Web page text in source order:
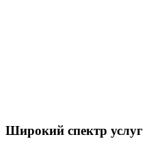
Широкий спектр услуг